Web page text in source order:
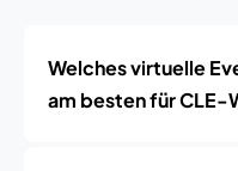
Welches virtuelle
am besten für CLE-